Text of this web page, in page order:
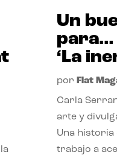
Un
para…
‘La
por Flat
Carla
arte y
Una historia
trabajo a